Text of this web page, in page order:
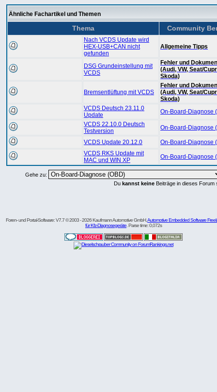
Ähnliche Fachartikel und Themen
Thema Community
Nach VCDS Update wird
HEX-USB+CAN nicht
gefunden
Allgemeine Tipps
DSG Grundeinstellung mit
VCDS
Fehler und
(Audi, VW, Seat/
Skoda)
Bremsentlüftung mit VCDS
Fehler und
(Audi, VW, Seat/
Skoda)
VCDS Deutsch 23.11.0
Update
On-Board-Diagnose
VCDS 22.10.0 Deutsch
Testversion
On-Board-Diagnose
VCDS Update 20.12.0
On-Board-Diagnose
VCDS RKS Update mit
MAC und WIN XP
On-Board-Diagnose
Gehe zu:
Du kannst keine Beiträge in dieses Forum
Foren- und Portal-Software: V7.7 © 2003 - 2026 Kaufmann Automotive GmbH,Automotive Embedded Software
für Kfz-Diagnosegeräte . Parse time: 0,072s